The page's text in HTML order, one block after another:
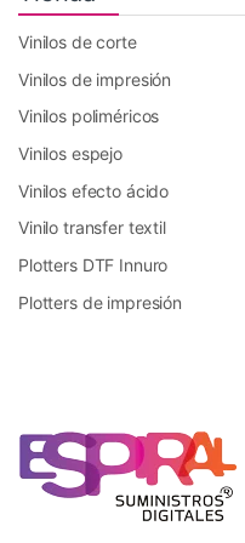
Vinilos de corte
Vinilos de impresión
Vinilos poliméricos
Vinilos espejo
Vinilos efecto ácido
Vinilo transfer textil
Plotters DTF Innuro
Plotters de impresión